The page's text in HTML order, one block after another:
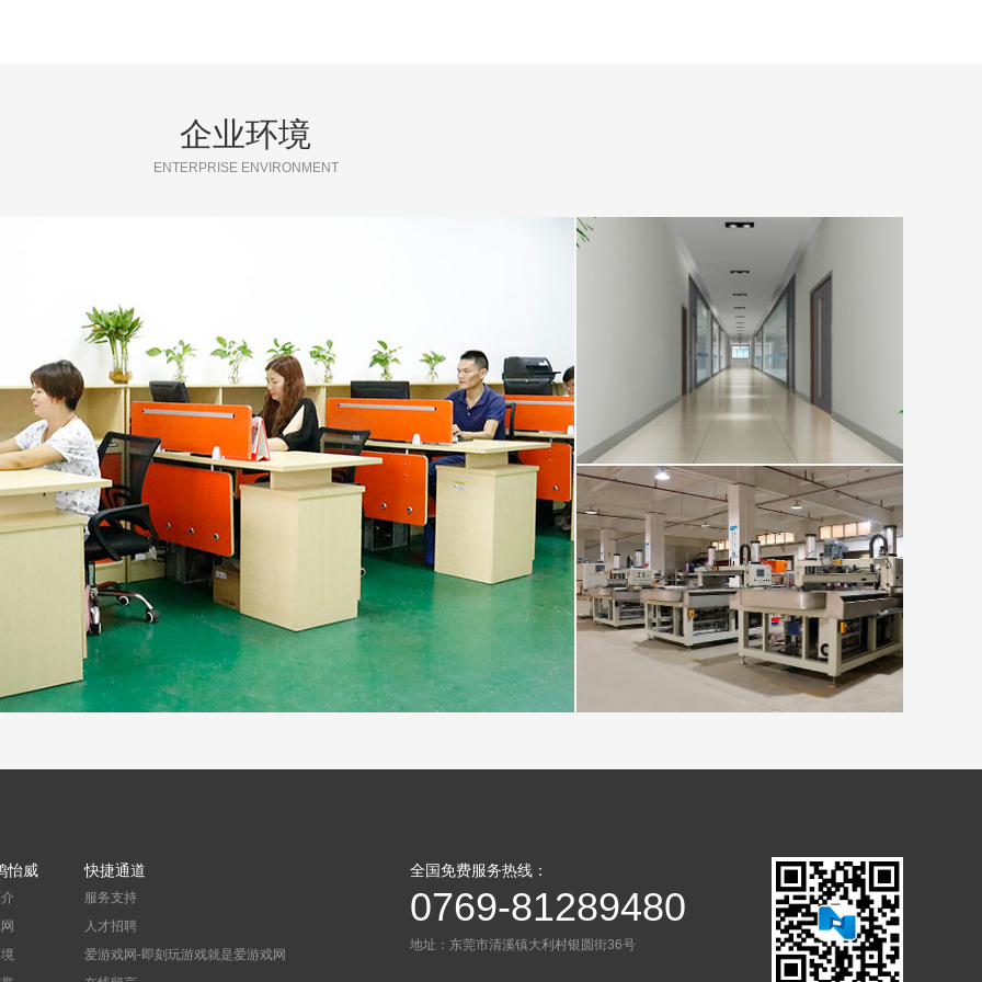
企业环境
ENTERPRISE ENVIRONMENT
公司长廊走道
怡威 快捷通道
服务支持
人才招聘
爱游戏网-即刻玩游戏就是爱游戏网
全国免费服务热线：
0769-81289480
地址：东莞市清溪镇大利村银圆街36号